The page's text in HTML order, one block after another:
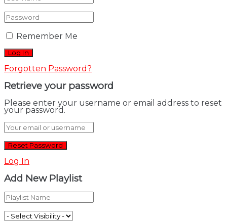
Remember Me
Forgotten Password?
Retrieve your password
Please enter your username or email address to reset
your password.
Log In
Add New Playlist